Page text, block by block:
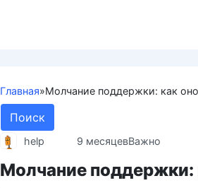
Главная»Молчание поддержки: как
help 9 месяцевВажно
Молчание поддержки:
Поиск